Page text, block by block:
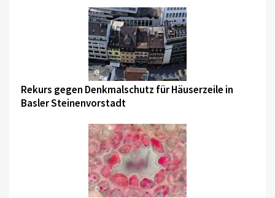
©
Rekurs gegen Denkmalschutz für Häuserzeile in
Basler Steinenvorstadt
©